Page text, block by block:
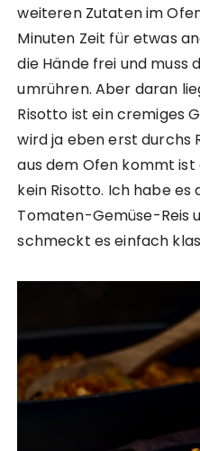
weiteren Zutaten im
Minuten Zeit für etwas
die Hände frei und muss
umrühren. Aber daran
Risotto ist ein cremiges
wird ja eben erst durchs
aus dem Ofen kommt
kein Risotto. Ich habe
Tomaten-Gemüse-Reis
schmeckt es einfach